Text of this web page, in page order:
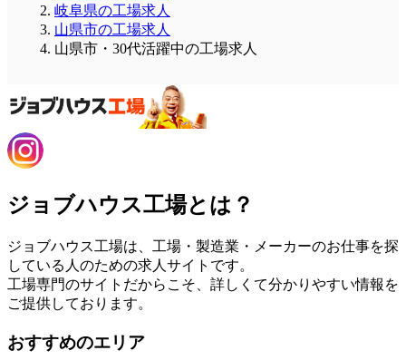
岐阜県の工場求人
山県市の工場求人
山県市・30代活躍中の工場求人
ジョブハウス工場とは？
ジョブハウス工場は、工場・製造業・メーカーのお仕事を探
している人のための求人サイトです。
工場専門のサイトだからこそ、詳しくて分かりやすい情報を
ご提供しております。
おすすめのエリア